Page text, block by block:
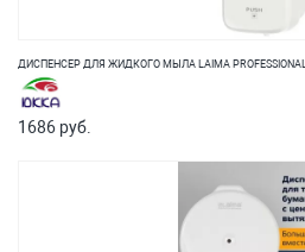
ДИСПЕНСЕР ДЛЯ ЖИДКОГО МЫЛА LAIMA PROFESSIONAL
1686 руб.